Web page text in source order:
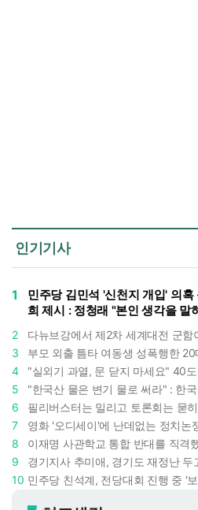
인기기사
1
민주당 김민석 '신천지 개입' 의혹
희 제시 : 정청래 "본인 생각을 말
2
3
4
5
6
7
8
9
10